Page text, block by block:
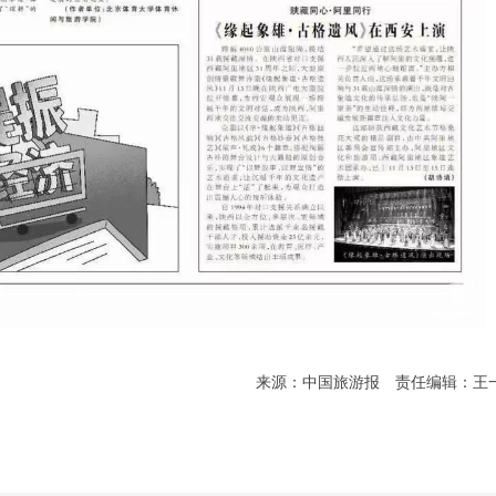
来源：中国旅游报 责任编辑：王